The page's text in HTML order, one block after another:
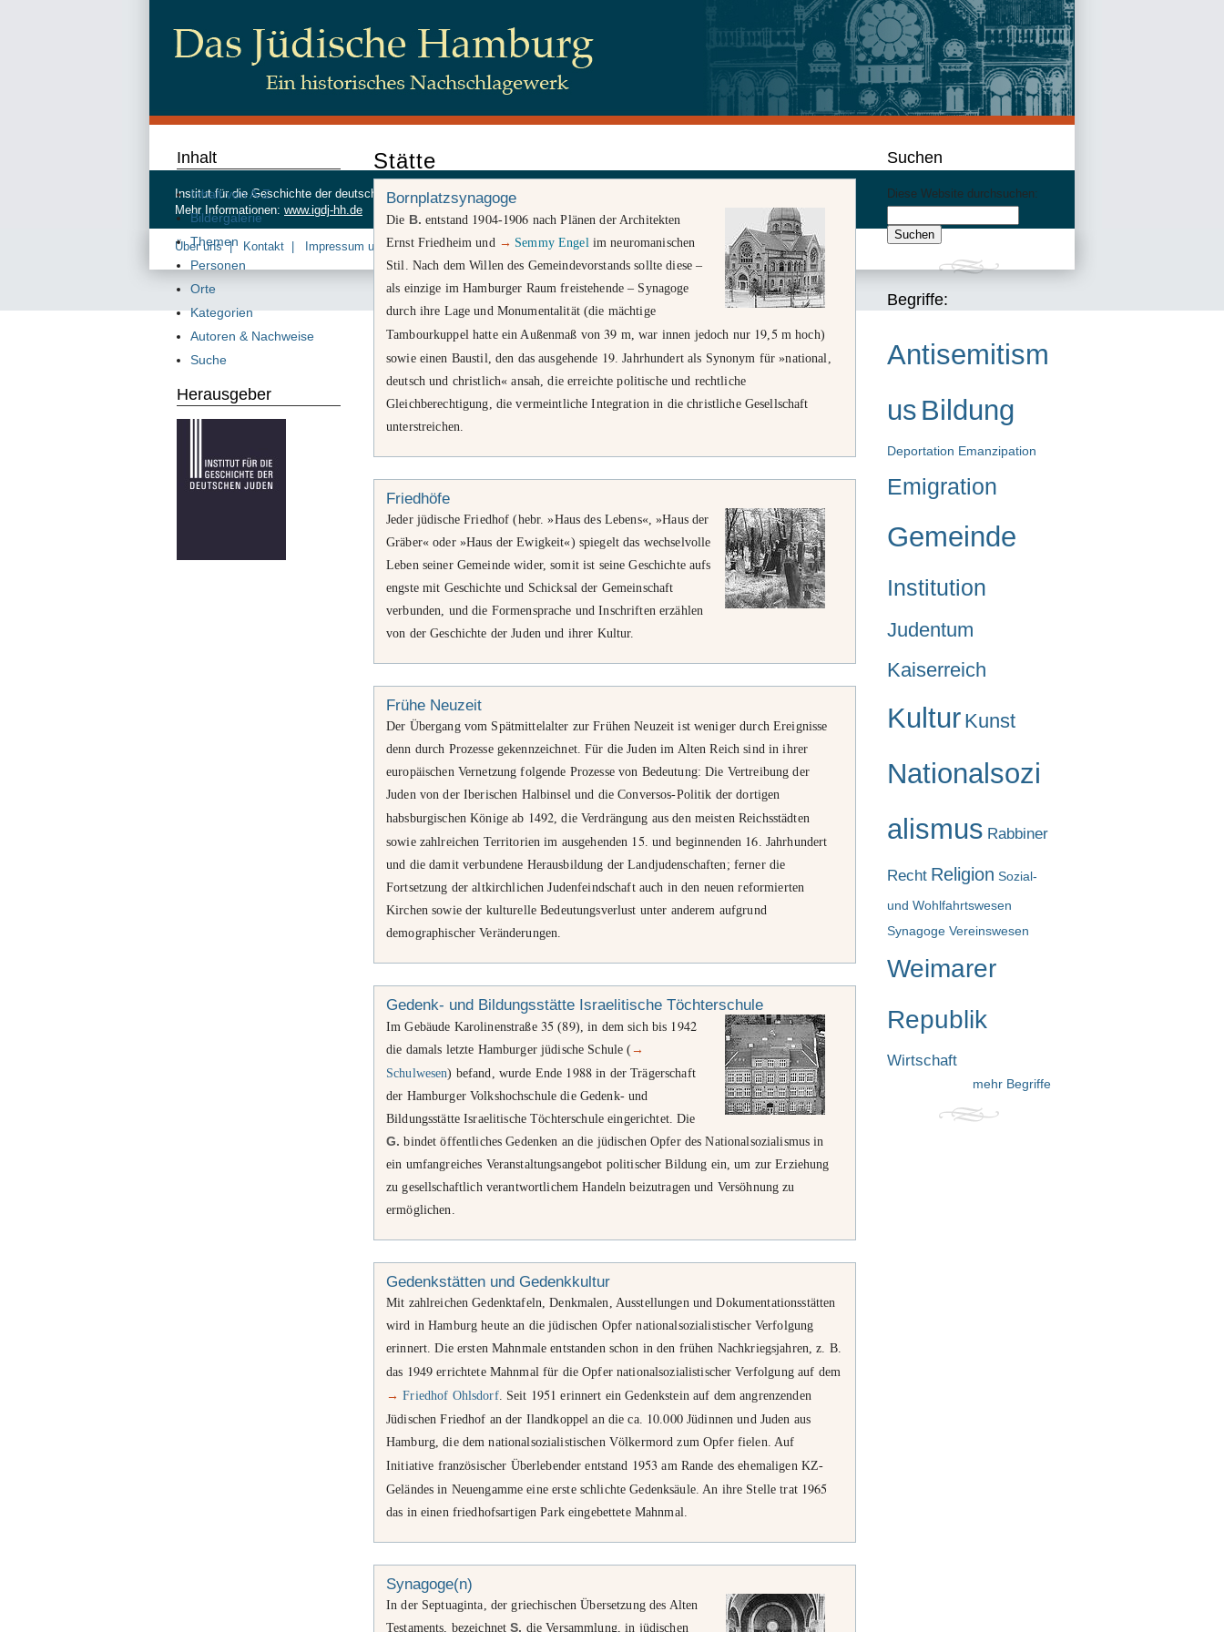
Stätte
Bornplatzsynagoge
Die B.entstand 1904-1906 nach Plänen der Architekten
Ernst Friedheim und → Semmy Engel im neuromanischen
Stil. Nach dem Willen des Gemeindevorstands sollte diese –
als einzige im Hamburger Raum freistehende – Synagoge
durch ihre Lage und Monumentalität (die mächtige
Tambourkuppel hatte ein Außenmaß von 39 m, war innen jedoch nur 19 5m hoch)
sowie einen Baustil, den das ausgehende 19 . Jahrhundert als Synonym für »national,
deutsch und christlich« ansah, die erreichte politische und rechtliche
Gleichberechtigung, die vermeintliche Integration in die christliche Gesellschaft
unterstreichen.
Friedhöfe
Jeder jüdische Friedhof (hebr. »Haus des Lebens«, »Haus der
Gräber« oder »Haus der Ewigkeit«) spiegelt das wechselvolle
Leben seiner Gemeinde wider, somit ist seine Geschichte aufs
engste mit Geschichte und Schicksal der Gemeinschaft
verbunden, und die Formensprache und Inschriften erzählen
von der Geschichte der Juden und ihrer Kultur.
Frühe Neuzeit
Der Übergang vom Spätmittelalter zur Frühen Neuzeit ist weniger durch Ereignisse
denn durch Prozesse gekennzeichnet. Für die Juden im Alten Reich sind in ihrer
europäischen Vernetzung folgende Prozesse von Bedeutung: Die Vertreibung der
Juden von der Iberischen Halbinsel und die Conversos-Politik der dortigen
habsburgischen Könige ab 1492 , die Verdrängung aus den meisten Reichsstädten
sowie zahlreichen Territorien im ausgehenden 15. und beginnenden 16 . Jahrhundert
und die damit verbundene Herausbildung der Landjudenschaften; ferner die
Fortsetzung der altkirchlichen Judenfeindschaft auch in den neuen reformierten
Kirchen sowie der kulturelle Bedeutungsverlust unter anderem aufgrund
demographischer Veränderungen.
Gedenk- und Bildungsstätte Israelitische Töchterschule
Im Gebäude Karolinenstraße 35 (89), in dem sich bis 1942
die damals letzte Hamburger jüdische Schule (→
Schulwesen) befand, wurde Ende 1988 in der Trägerschaft
der Hamburger Volkshochschule die Gedenk- und
Bildungsstätte Israelitische Töchterschule eingerichtet. Die
G. bindet öffentliches Gedenken an die jüdischen Opfer des Nationalsozialismus in
ein umfangreiches Veranstaltungsangebot politischer Bildung ein, um zur Erziehung
zu gesellschaftlich verantwortlichem Handeln beizutragen und Versöhnung zu
ermöglichen.
Gedenkstätten und Gedenkkultur
Mit zahlreichen Gedenktafeln, Denkmalen, Ausstellungen und Dokumentationsstätten
wird in Hamburg heute an die jüdischen Opfer nationalsozialistischer Verfolgung
erinnert. Die ersten Mahnmale entstanden schon in den frühen Nachkriegsjahren, z. B.
das 1949 errichtete Mahnmal für die Opfer nationalsozialistischer Verfolgung auf dem
→ Friedhof Ohlsdorf. Seit 1951 erinnert ein Gedenkstein auf dem angrenzenden
Jüdischen Friedhof an der Ilandkoppel an die ca.
10 .000Jüdinnen und Juden aus
Hamburg, die dem nationalsozialistischen Völkermord zum Opfer fielen. Auf
Initiative französischer Überlebender entstand 1953 am Rande des ehemaligen KZ-
Geländes in Neuengamme eine erste schlichte Gedenksäule. An ihre Stelle trat 1965
das in einen friedhofsartigen Park eingebettete Mahnmal.
Synagoge(n)
In der Septuaginta, der griechischen Übersetzung des Alten
Testaments, bezeichnetS. die Versammlung, in jüdischen
Inhalt
Inhalt von A-Z
Bildergalerie
Themen
Personen
Orte
Kategorien
Autoren & Nachweise
Suche
Herausgeber
Suchen
Diese Website durchsuchen:
Begriffe:
Antisemitism
us Bildung
Deportation Emanzipation
Emigration
Gemeinde
Institution
Judentum
Kaiserreich
Kultur Kunst
Nationalsozi
alismus Rabbiner
Recht Religion Sozial-
und Wohlfahrtswesen
Synagoge Vereinswesen
Weimarer
Republik
Wirtschaft
mehr Begriffe
Institut für die Geschichte der deutschen Juden, Beim Schlump 83, 20144 Hamburg
Mehr Informationen: www.igdj-hh.de
Über uns Kontakt Impressum und Datenschutz